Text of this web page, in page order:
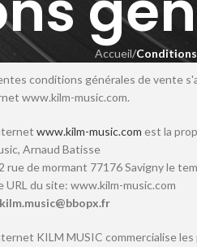
Accueil/
conditions générales de vente
www.kilm-music.com.
www.kilm-music.com est la
Arnaud Batisse
rue de mormant 77176 Savigny le
URL du site: www.kilm-music.com
kilm.music@bbopx.fr
KILM MUSIC commercialise